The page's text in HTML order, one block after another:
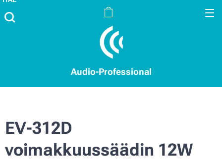
Audio-Professional
EV-312D
voimakkuussäädin 12W